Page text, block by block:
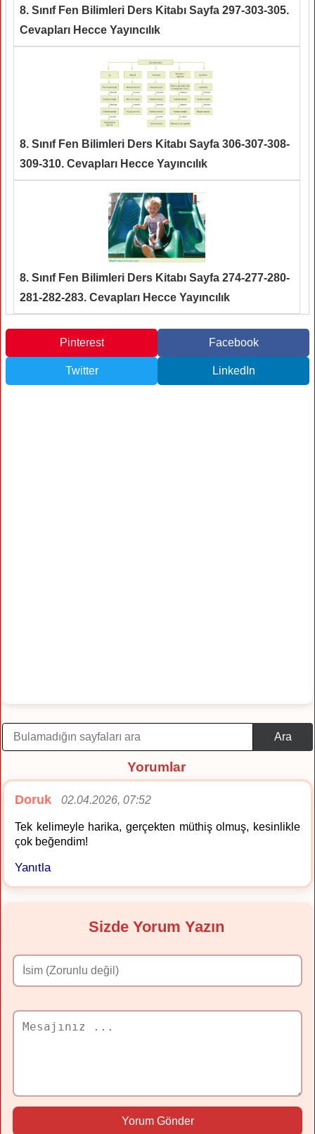
8. Sınıf Fen Bilimleri Ders Kitabı Sayfa 297-303-305.
Cevapları Hecce Yayıncılık
8. Sınıf Fen Bilimleri Ders Kitabı Sayfa 306-307-308-
309-310. Cevapları Hecce Yayıncılık
8. Sınıf Fen Bilimleri Ders Kitabı Sayfa 274-277-280-
281-282-283. Cevapları Hecce Yayıncılık
Pinterest Facebook
Twitter LinkedIn
Ara
Yorumlar
Doruk 02.04.2026, 07:52
Tek kelimeyle harika, gerçekten müthiş olmuş, kesinlikle
çok beğendim!
Yanıtla
Sizde Yorum Yazın
Yorum Gönder